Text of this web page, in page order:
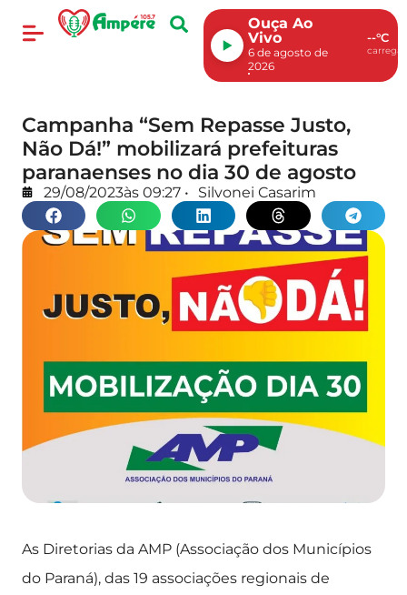
Ouça Ao
Vivo
6 de agosto de
2026
--°C
Campanha “Sem Repasse Justo,
Não Dá!” mobilizará prefeituras
paranaenses no dia 30 de agosto
29/08/2023às 09:27 • Silvonei Casarim
As Diretorias da AMP (Associação dos Municípios
do Paraná), das 19 associações regionais de